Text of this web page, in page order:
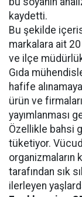
kaydetti.
Bu şekilde
markalara ait
ve ilçe
Gıda
hafife
ürün ve
yayımlanması
Özellikle bahsi
tüketiyor.
tarafından sık
ilerleyen